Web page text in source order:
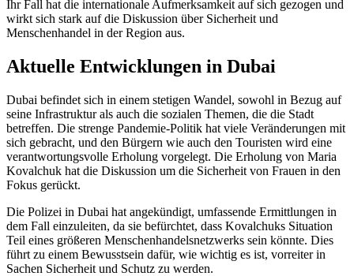
Ihr Fall hat die internationale Aufmerksamkeit auf sich gezogen und
wirkt sich stark auf die Diskussion über Sicherheit und
Menschenhandel in der Region aus.
Aktuelle Entwicklungen in Dubai
Dubai befindet sich in einem stetigen Wandel, sowohl in Bezug auf
seine Infrastruktur als auch die sozialen Themen, die die Stadt
betreffen. Die strenge Pandemie-Politik hat viele Veränderungen mit
sich gebracht, und den Bürgern wie auch den Touristen wird eine
verantwortungsvolle Erholung vorgelegt. Die Erholung von Maria
Kovalchuk hat die Diskussion um die Sicherheit von Frauen in den
Fokus gerückt.
Die Polizei in Dubai hat angekündigt, umfassende Ermittlungen in
dem Fall einzuleiten, da sie befürchtet, dass Kovalchuks Situation
Teil eines größeren Menschenhandelsnetzwerks sein könnte. Dies
führt zu einem Bewusstsein dafür, wie wichtig es ist, vorreiter in
Sachen Sicherheit und Schutz zu werden.